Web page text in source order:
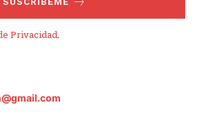
Privacidad.